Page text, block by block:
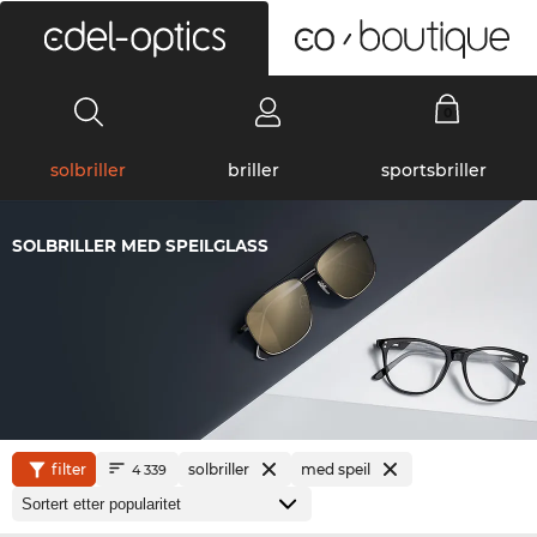
solbriller briller sportsbriller
SOLBRILLER MED SPEILGLASS
filter 4 339 solbriller med speil